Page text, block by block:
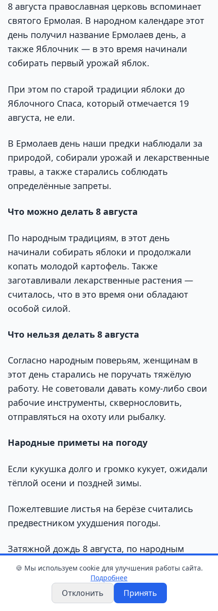
8 августа православная церковь вспоминает
святого Ермолая. В народном календаре этот
день получил название Ермолаев день, а
также Яблочник — в это время начинали
собирать первый урожай яблок.
При этом по старой традиции яблоки до
Яблочного Спаса, который отмечается 19
августа, не ели.
В Ермолаев день наши предки наблюдали за
природой, собирали урожай и лекарственные
травы, а также старались соблюдать
определённые запреты.
Что можно делать 8 августа
По народным традициям, в этот день
начинали собирать яблоки и продолжали
копать молодой картофель. Также
заготавливали лекарственные растения —
считалось, что в это время они обладают
особой силой.
Что нельзя делать 8 августа
Согласно народным поверьям, женщинам в
этот день старались не поручать тяжёлую
работу. Не советовали давать кому-либо свои
рабочие инструменты, сквернословить,
отправляться на охоту или рыбалку.
Народные приметы на погоду
Если кукушка долго и громко кукует, ожидали
тёплой осени и поздней зимы.
Пожелтевшие листья на берёзе считались
предвестником ухудшения погоды.
Затяжной дождь 8 августа, по народным
приметам, обещал дождливый сентябрь.
А жаркая погода в Ермолаев день якобы
предвещала раннюю весну в следующем году.
🍪 Мы используем cookie для улучшения работы сайта.
Подробнее
Отклонить Принять